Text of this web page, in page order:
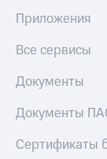
Приложения
Все сервисы
Документы
Документы
Сертификаты